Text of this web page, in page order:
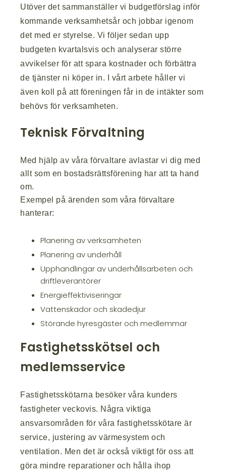
Utöver det sammanställer vi budgetförslag inför
kommande verksamhetsår och jobbar igenom
det med er styrelse. Vi följer sedan upp
budgeten kvartalsvis och analyserar större
avvikelser för att spara kostnader och förbättra
de tjänster ni köper in. I vårt arbete håller vi
även koll på att föreningen får in de intäkter som
behövs för verksamheten.
Teknisk Förvaltning
Med hjälp av våra förvaltare avlastar vi dig med
allt som en bostadsrättsförening har att ta hand
om.
Exempel på ärenden som våra förvaltare
hanterar:
Planering av verksamheten
Planering av underhåll
Upphandlingar av underhållsarbeten och
driftleverantörer
Energieffektiviseringar
Vattenskador och skadedjur
Störande hyresgäster och medlemmar
Fastighetsskötsel och
medlemsservice
Fastighetsskötarna besöker våra kunders
fastigheter veckovis. Några viktiga
ansvarsområden för våra fastighetsskötare är
service, justering av värmesystem och
ventilation. Men det är också viktigt för oss att
göra mindre reparationer och hålla ihop